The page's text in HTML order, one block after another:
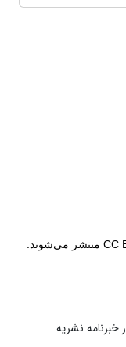
خبرنامه نشریه